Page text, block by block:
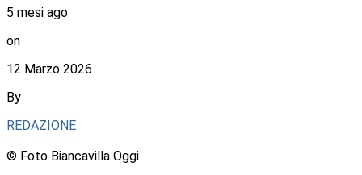
5 mesi ago
on
12 Marzo 2026
By
REDAZIONE
© Foto Biancavilla Oggi